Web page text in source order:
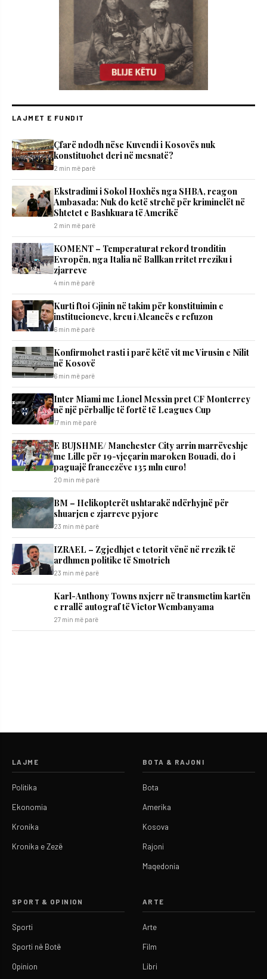
LAJMET E FUNDIT
Çfarë ndodh nëse Kuvendi i Kosovës nuk
konstituohet deri në mesnatë?
2 min më parë
Ekstradimi i Sokol Hoxhës nga SHBA, reagon
Ambasada: Nuk do ketë strehë për kriminelët në
Shtetet e Bashkuara të Amerikë
2 min më parë
KOMENT – Temperaturat rekord tronditin
Evropën, nga Italia në Ballkan rritet rreziku i
zjarreve
4 min më parë
Kurti ftoi Gjinin në takim për konstituimin e
institucioneve, kreu i Aleancës e refuzon
6 min më parë
Konfirmohet rasti i parë këtë vit me Virusin e Nilit
në Kosovë
6 min më parë
Inter Miami me Lionel Messin pret CF Monterrey
në një përballje të fortë të Leagues Cup
17 min më parë
E BUJSHME/ Manchester City arrin marrëveshje
me Lille për 19-vjeçarin maroken Bouadi, do i
paguajë francezëve 135 mln euro!
20 min më parë
BM – Helikopterët ushtarakë ndërhyjnë për
shuarjen e zjarreve pyjore
23 min më parë
IZRAEL – Zgjedhjet e tetorit vënë në rrezik të
ardhmen politike të Smotrich
23 min më parë
Karl-Anthony Towns nxjerr në transmetim kartën
e rrallë autograf të Victor Wembanyama
27 min më parë
LAJME
Politika
Ekonomia
Kronika
Kronika e Zezë
BOTA & RAJONI
Bota
Amerika
Kosova
Rajoni
Maqedonia
SPORT & OPINION
Sporti
Sporti në Botë
Opinion
ARTE
Arte
Film
Libri